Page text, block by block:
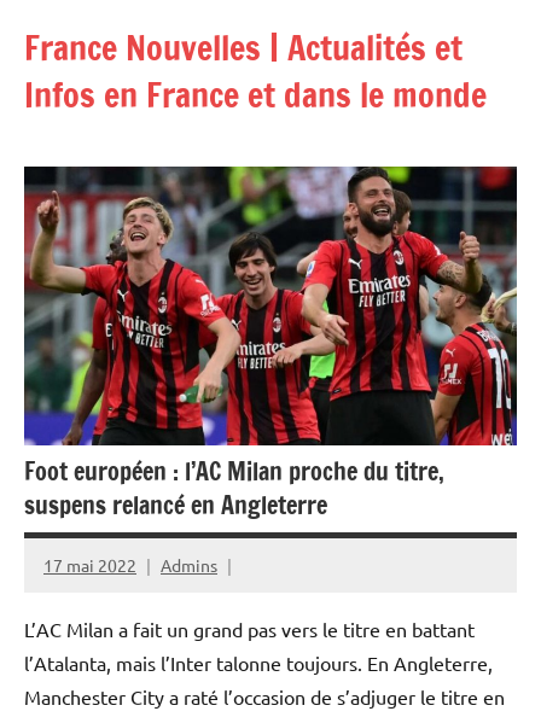
contenu
France Nouvelles | Actualités et
Infos en France et dans le monde
Foot européen : l’AC Milan proche du titre,
suspens relancé en Angleterre
17 mai 2022 Admins
L’AC Milan a fait un grand pas vers le titre en battant
l’Atalanta, mais l’Inter talonne toujours. En Angleterre,
Manchester City a raté l’occasion de s’adjuger le titre en